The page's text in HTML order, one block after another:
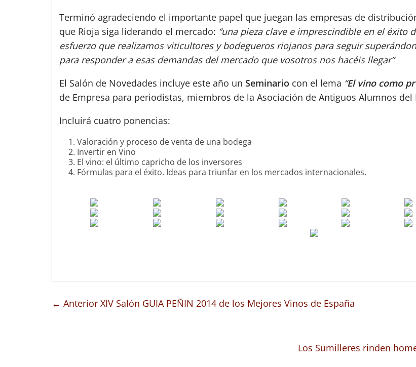
Terminó agradeciendo el importante papel que juegan las empresas de
que Rioja siga liderando el mercado: “una pieza clave e imprescindible en el éxito
esfuerzo que realizamos viticultores y bodegueros riojanos para seguir
para responder a esas demandas del mercado que vosotros nos hacéis llegar”
El Salón de Novedades incluye este año un Seminario con el lema “El vino como
de Empresa para periodistas, miembros de la Asociación de Antiguos Alumnos
Incluirá cuatro ponencias:
Valoración y proceso de venta de una bodega
Invertir en Vino
El vino: el último capricho de los inversores
Fórmulas para el éxito. Ideas para triunfar en los mercados internacionales.
← Anterior XIV Salón GUIA PEÑIN 2014 de los Mejores Vinos de España
Los Sumilleres rinden